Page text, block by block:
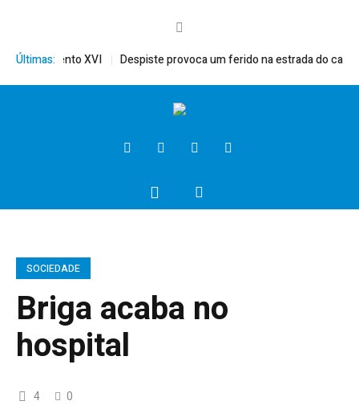
Últimas:Bento XVI Despiste provoca um ferido na estrada do campo
SOCIEDADE
Briga acaba no
hospital
4 0